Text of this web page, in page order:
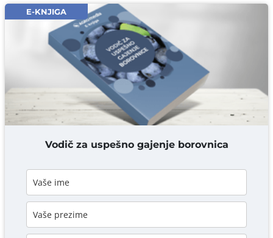
Email* obavezno
Komentar* obavezno
DODAJ KOMENTAR
E-KNJIGA
Vodič za uspešno gajenje borovnica